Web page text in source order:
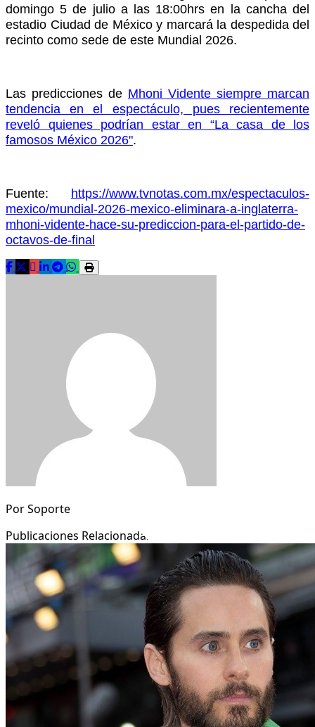
domingo 5 de julio a las 18:00hrs en la cancha del
estadio Ciudad de México y marcará la despedida del
recinto como sede de este Mundial 2026.
Las predicciones de Mhoni Vidente siempre marcan
tendencia en el espectáculo, pues recientemente
reveló quienes podrían estar en “La casa de los
famosos México 2026".
Fuente: https://www.tvnotas.com.mx/espectaculos-
mexico/mundial-2026-mexico-eliminara-a-inglaterra-
mhoni-vidente-hace-su-prediccion-para-el-partido-de-
octavos-de-final
PorSoporte
Publicaciones Relacionadas